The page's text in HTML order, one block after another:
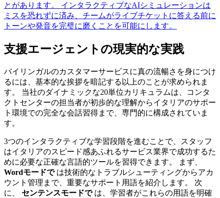
とがあります。 インタラクティブなAIシミュレーションは
ミスを恐れずに済み、チームがライブチケットに答える前に
トーンや発音を完璧に磨くことを可能にします。
支援エージェントの現実的な実践
バイリンガルのカスタマーサービスに真の流暢さを身につけ
るには、基本的な挨拶を暗記する以上のことが求められま
す。 当社のダイナミックな20単位カリキュラムは、コンタ
クトセンターの担当者が初歩的な理解からイタリアのサポー
ト環境での完全な会話習得まで、専門的に構成されていま
す。
3つのインタラクティブな学習段階を進むことで、スタッフ
はイタリアのスピード感あふれるサービス業界で成功するた
めに必要な正確な言語的ツールを習得できます。 まず、
Wordモードでは技術的なトラブルシューティングからアカ
ウント管理まで、重要なサポート用語を紹介します。 次
に、 センテンスモードでは、学習者がこれらの用語を明確